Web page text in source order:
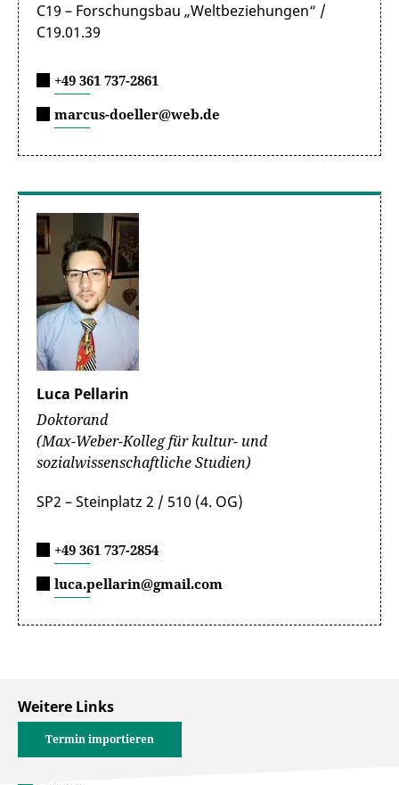
C19 – Forschungsbau „Weltbeziehungen“ /
C19.01.39
+49 361 737-2861
marcus-doeller@web.de
Luca Pellarin
Doktorand
(Max-Weber-Kolleg für kultur- und
sozialwissenschaftliche Studien)
SP2 – Steinplatz 2 / 510 (4. OG)
+49 361 737-2854
luca.pellarin@gmail.com
Weitere Links
Termin importieren